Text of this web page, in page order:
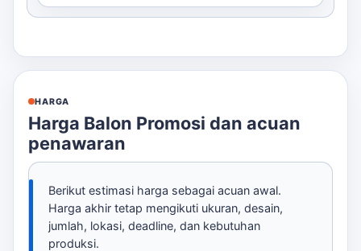
HARGA
Harga Balon Promosi dan acuan
penawaran
Berikut estimasi harga sebagai acuan awal.
Harga akhir tetap mengikuti ukuran, desain,
jumlah, lokasi, deadline, dan kebutuhan
produksi.